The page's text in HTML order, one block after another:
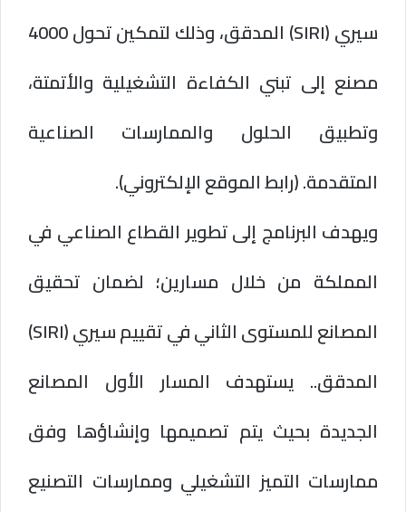
سيري (SIRI) المدقق، وذلك لتمكين تحول 4000
مصنع إلى تبني الكفاءة التشغيلية والأتمتة،
وتطبيق الحلول والممارسات الصناعية
المتقدمة. (رابط الموقع الإلكتروني).
ويهدف البرنامج إلى تطوير القطاع الصناعي في
المملكة من خلال مسارين؛ لضمان تحقيق
المصانع للمستوى الثاني في تقييم سيري (SIRI)
المدقق.. يستهدف المسار الأول المصانع
الجديدة بحيث يتم تصميمها وإنشاؤها وفق
ممارسات التميز التشغيلي وممارسات التصنيع